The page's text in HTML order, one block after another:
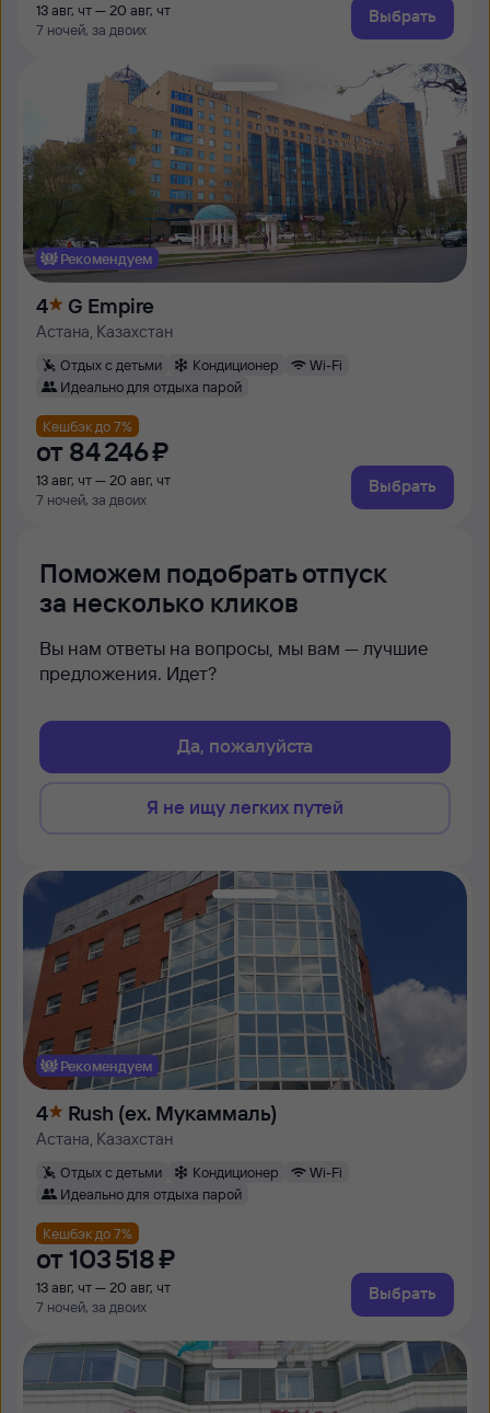
13 авг, чт — 20 авг, чт
7 ночей, за двоих
Выбрать
Рекомендуем
4 G Empire
Астана, Казахстан
Отдых с детьми Кондиционер
Wi-Fi
Идеально для отдыха парой
Кешбэк до 7%
от 84 ⁠246 ⁠₽
13 авг, чт — 20 авг, чт
7 ночей, за двоих
Выбрать
Поможем подобрать отпуск
за несколько кликов
Вы нам ответы на вопросы, мы вам — лучшие
предложения. Идет?
Да, пожалуйста
Я не ищу легких путей
Рекомендуем
4 Rush (ex. Мукаммаль)
Астана, Казахстан
Отдых с детьми Кондиционер
Wi-Fi
Идеально для отдыха парой
Кешбэк до 7%
от 103 ⁠518 ⁠₽
13 авг, чт — 20 авг, чт
7 ночей, за двоих
Выбрать